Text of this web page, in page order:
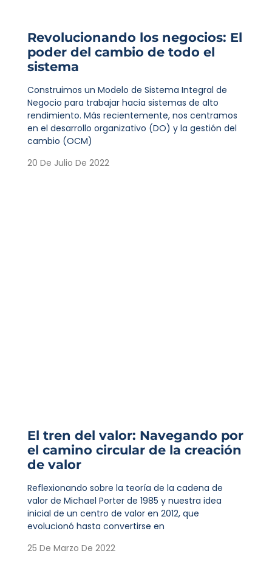
Revolucionando los negocios: El
poder del cambio de todo el
sistema
Construimos un Modelo de Sistema Integral de
Negocio para trabajar hacia sistemas de alto
rendimiento. Más recientemente, nos centramos
en el desarrollo organizativo (DO) y la gestión del
cambio (OCM)
20 De Julio De 2022
El tren del valor: Navegando por
el camino circular de la creación
de valor
Reflexionando sobre la teoría de la cadena de
valor de Michael Porter de 1985 y nuestra idea
inicial de un centro de valor en 2012, que
evolucionó hasta convertirse en
25 De Marzo De 2022